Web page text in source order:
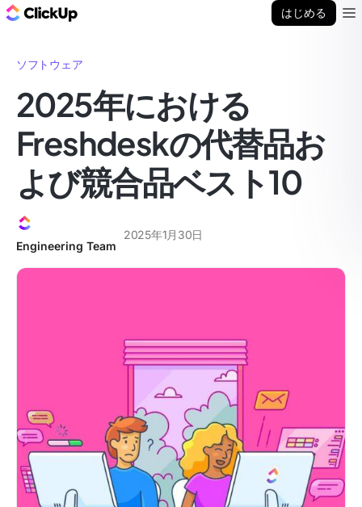
はじめる
ソフトウェア
2025年における
Freshdeskの代替品お
よび競合品ベスト10
Engineering Team
2025年1月30日